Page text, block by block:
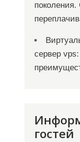
сервер
гостей